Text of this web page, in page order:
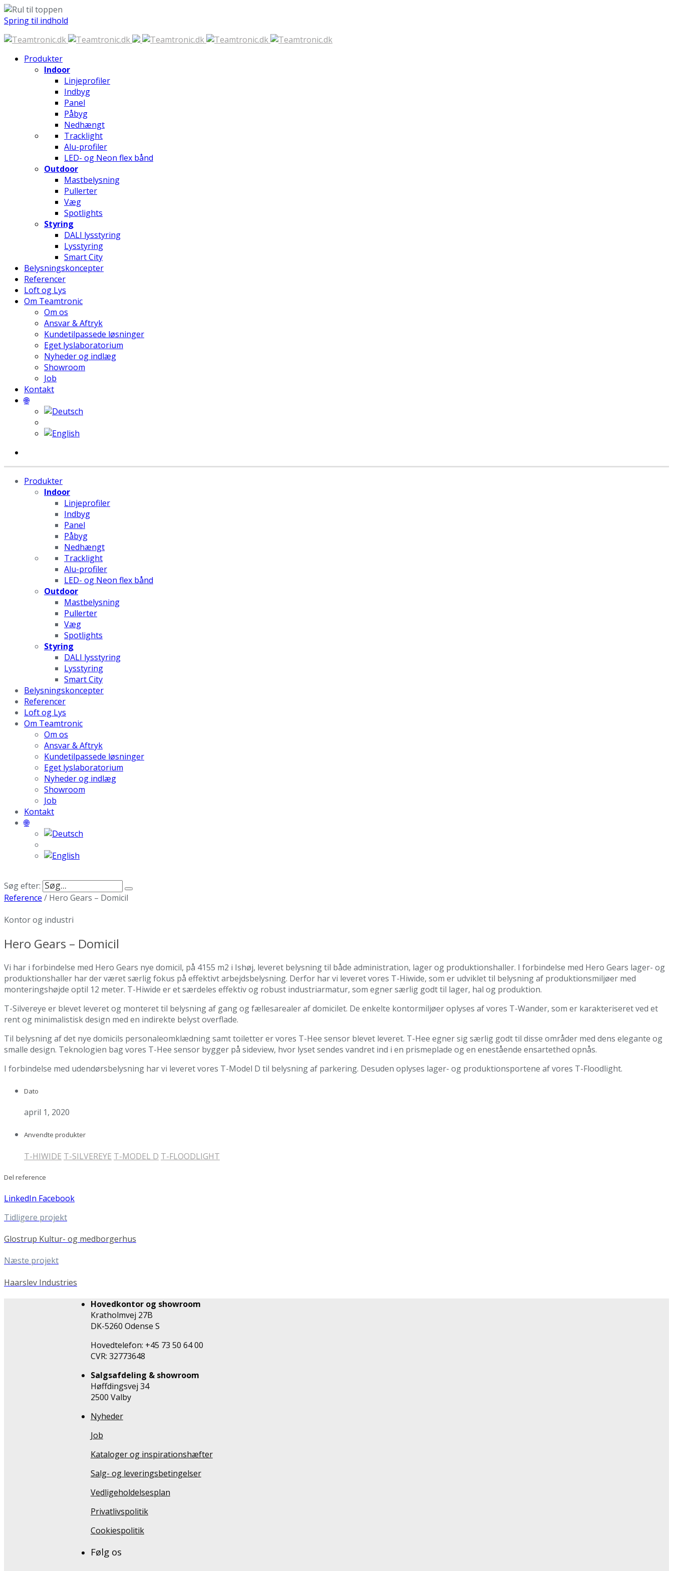
Spring til indhold
Produkter
Indoor
Linjeprofiler
Indbyg
Panel
Påbyg
Nedhængt
Tracklight
Alu-profiler
LED- og Neon flex bånd
Outdoor
Mastbelysning
Pullerter
Væg
Spotlights
Styring
DALI lysstyring
Lysstyring
Smart City
Belysningskoncepter
Referencer
Loft og Lys
Om Teamtronic
Om os
Ansvar & Aftryk
Kundetilpassede løsninger
Eget lyslaboratorium
Nyheder og indlæg
Showroom
Job
Kontakt
🌐
Produkter
Indoor
Linjeprofiler
Indbyg
Panel
Påbyg
Nedhængt
Tracklight
Alu-profiler
LED- og Neon flex bånd
Outdoor
Mastbelysning
Pullerter
Væg
Spotlights
Styring
DALI lysstyring
Lysstyring
Smart City
Belysningskoncepter
Referencer
Loft og Lys
Om Teamtronic
Om os
Ansvar & Aftryk
Kundetilpassede løsninger
Eget lyslaboratorium
Nyheder og indlæg
Showroom
Job
Kontakt
🌐
Søg efter:
Reference / Hero Gears – Domicil
Kontor og industri
Hero Gears – Domicil
Vi har i forbindelse med Hero Gears nye domicil, på 4155 m2 i Ishøj, leveret belysning til både administration, lager og produktionshaller. I forbindelse med Hero Gears lager- og
produktionshaller har der været særlig fokus på effektivt arbejdsbelysning. Derfor har vi leveret vores T-Hiwide, som er udviklet til belysning af produktionsmiljøer med
monteringshøjde optil 12 meter. T-Hiwide er et særdeles effektiv og robust industriarmatur, som egner særlig godt til lager, hal og produktion.
T-Silvereye er blevet leveret og monteret til belysning af gang og fællesarealer af domicilet. De enkelte kontormiljøer oplyses af vores T-Wander, som er karakteriseret ved et
rent og minimalistisk design med en indirekte belyst overflade.
Til belysning af det nye domicils personaleomklædning samt toiletter er vores T-Hee sensor blevet leveret. T-Hee egner sig særlig godt til disse områder med dens elegante og
smalle design. Teknologien bag vores T-Hee sensor bygger på sideview, hvor lyset sendes vandret ind i en prismeplade og en enestående ensartethed opnås.
I forbindelse med udendørsbelysning har vi leveret vores T-Model D til belysning af parkering. Desuden oplyses lager- og produktionsportene af vores T-Floodlight.
Dato
april 1, 2020
Anvendte produkter
T-HIWIDE T-SILVEREYE T-MODEL D T-FLOODLIGHT
Del reference
LinkedIn Facebook
Tidligere projekt
Glostrup Kultur- og medborgerhus
Næste projekt
Haarslev Industries
Hovedkontor og showroom
Kratholmvej 27B
DK-5260 Odense S
Hovedtelefon: +45 73 50 64 00
CVR: 32773648
Salgsafdeling & showroom
Høffdingsvej 34
2500 Valby
Nyheder
Job
Kataloger og inspirationshæfter
Salg- og leveringsbetingelser
Vedligeholdelsesplan
Privatlivspolitik
Cookiespolitik
Følg os